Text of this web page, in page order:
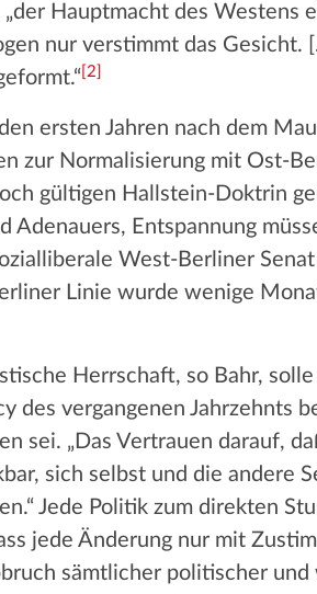
Hauptmacht des Westens
nur verstimmt das
[2]
ersten Jahren nach dem
zur Normalisierung mit Ost-
gültigen Hallstein-Doktrin
Adenauers, Entspannung
West-Berliner
Linie wurde wenige
Herrschaft, so Bahr,
des vergangenen
sei. „Das Vertrauen darauf,
sich selbst und die andere
Jede Politik zum direkten
jede Änderung nur mit
sämtlicher politischer